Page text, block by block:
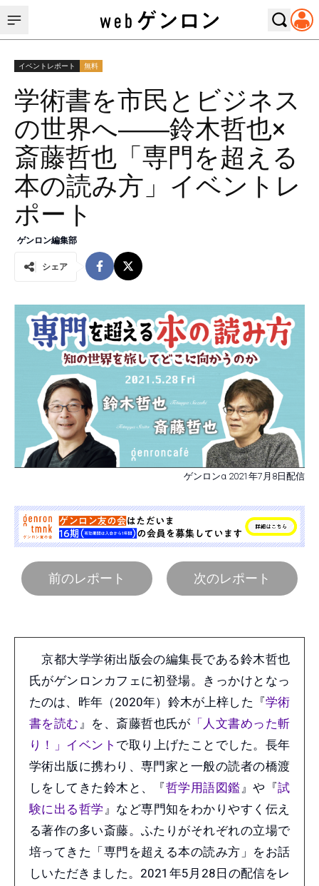
イベントレポート 無料
学術書を市民とビジネス
の世界へ――鈴木哲也×
斎藤哲也「専門を超える
本の読み方」イベントレ
ポート
ゲンロン編集部
シェア
ゲンロンα 2021年7月8日配信
前のレポート 次のレポート
京都大学学術出版会の編集長である鈴木哲也
氏がゲンロンカフェに初登場。きっかけとなっ
たのは、昨年（2020年）鈴木が上梓した『学術
書を読む 』を、斎藤哲也氏が 「人文書めった斬
り！」イベント で取り上げたことでした。長年
学術出版に携わり、専門家と一般の読者の橋渡
しをしてきた鈴木と、『哲学用語図鑑 』や『試
験に出る哲学 』など専門知をわかりやすく伝え
る著作の多い斎藤。ふたりがそれぞれの立場で
培ってきた「専門を超える本の読み方」をお話
しいただきました。2021年5月28日の配信をレ